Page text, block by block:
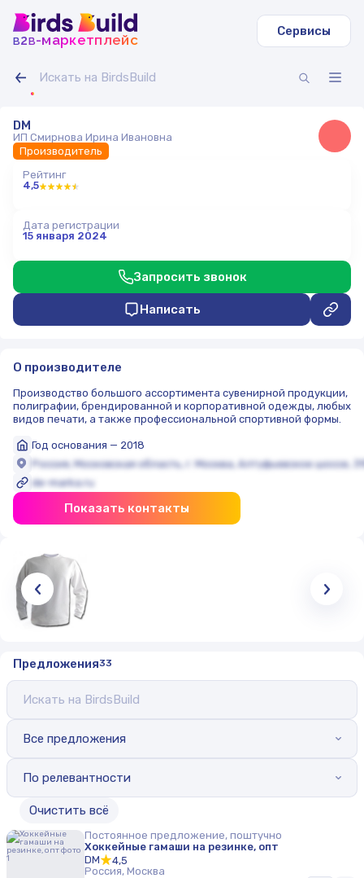
b2b-маркетплейс
Сервисы
DM
ИП Смирнова Ирина Ивановна
Производитель
Запросить звонок
Написать
Рейтинг
4,5
Дата регистрации
15 января 2024
О производителе
Производство большого ассортимента сувенирной продукции,
полиграфии, брендированной и корпоративной одежды, любых
видов печати, а также профессиональной спортивной формы.
Год основания — 2018
Россия, Московская область, г. Москва, Алтуфьевское шоссе,
de-marka.ru
Показать контакты
Предложения33
Все предложения
По релевантности
Oчистить всё
Постоянное предложение, поштучно
Хоккейные гамаши на резинке, опт
DM
4,5
Россия, Москва